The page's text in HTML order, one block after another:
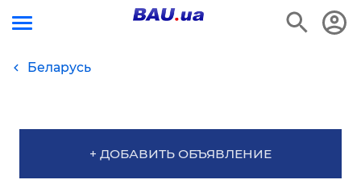
Беларусь
+ ДОБАВИТЬ ОБЪЯВЛЕНИЕ